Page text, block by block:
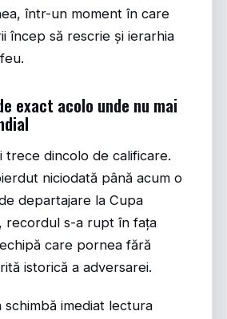
într-un moment în care
încep să rescrie și ierarhia
exact acolo unde nu mai
trece dincolo de calificare.
niciodată până acum o
departajare la Cupa
recordul s-a rupt în fața
care pornea fără
istorică a adversarei.
schimbă imediat lectura